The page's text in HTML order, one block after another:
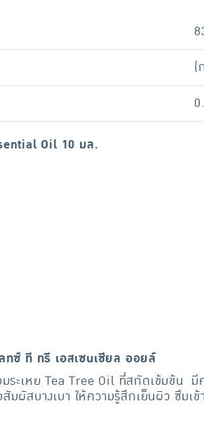
(
Oil 10 มล.
ทซ์ ที ทรี เอสเซนเชียล ออยล์
ะเหย Tea Tree Oil ที่สกัดเข้มข้น
สบางเบา ให้ความรู้สึกเย็นผิว ซึมเข้